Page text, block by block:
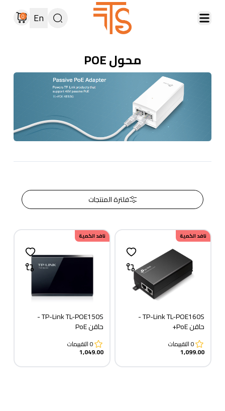
En
0
محول POE
فلترة المنتجات
نافد الكمية
TP-Link TL-POE160S -
حاقن PoE+
0التقييمات
1,099.00
نافد الكمية
TP-Link TL-POE150S -
حاقن PoE
0التقييمات
1,049.00